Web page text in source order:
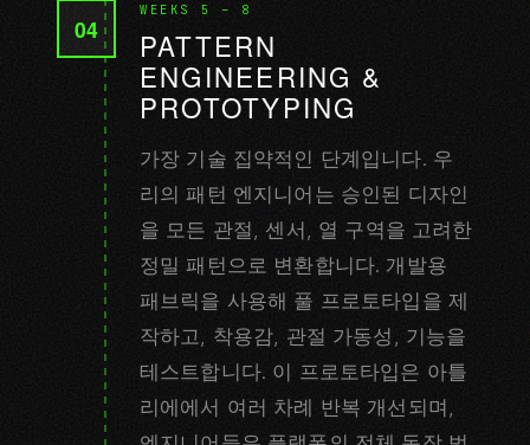
04
WEEKS 5 – 8
PATTERN
ENGINEERING &
PROTOTYPING
가장 기술 집약적인 단계입니다. 우
리의 패턴 엔지니어는 승인된 디자인
을 모든 관절, 센서, 열 구역을 고려한
정밀 패턴으로 변환합니다. 개발용
패브릭을 사용해 풀 프로토타입을 제
작하고, 착용감, 관절 가동성, 기능을
테스트합니다. 이 프로토타입은 아틀
리에에서 여러 차례 반복 개선되며,